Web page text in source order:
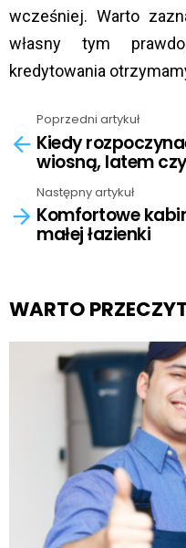
wcześniej. Warto
własny tym
kredytowania
more
Poprzedni artykuł
Kiedy
wiosną, latem
Następny artykuł
Komfortowe
małej łazienki
WARTO